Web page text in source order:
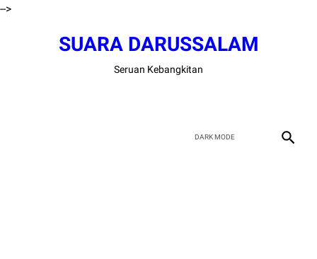
-->
SUARA DARUSSALAM
Seruan Kebangkitan